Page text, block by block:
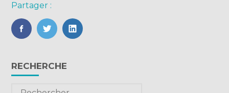
Partager :
FaceBook
TwitterLinkedIn
Blog
sidebar
RECHERCHE
Rechercher :